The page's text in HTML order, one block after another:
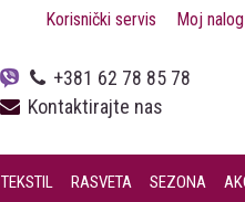
Korisnički servis Moj nalog
+381 62 78 85 78
Kontaktirajte nas
TEKSTIL RASVETA SEZONA